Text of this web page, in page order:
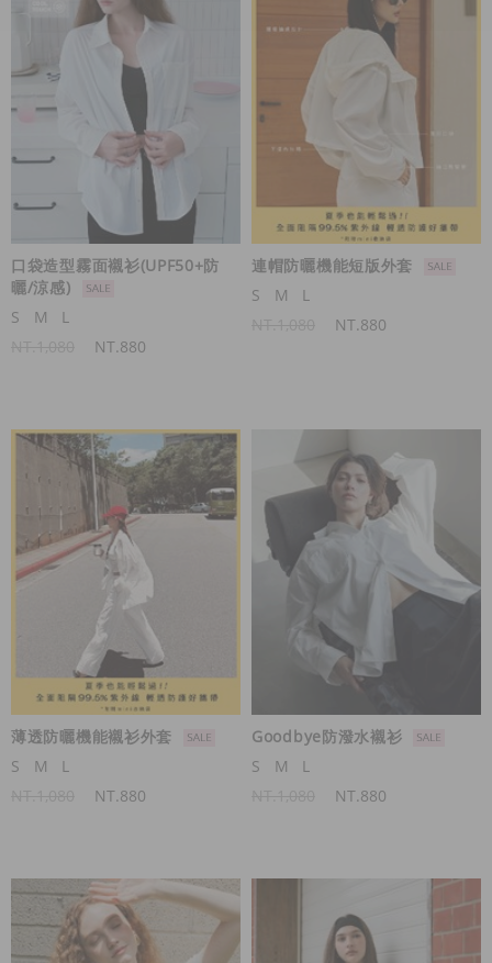
口袋造型霧面襯衫(UPF50+防
曬/涼感)
S
M
L
NT.880
連帽防曬機能短版外套
S
M
L
NT.880
薄透防曬機能襯衫外套
S
M
L
NT.880
Goodbye防潑水襯衫
S
M
L
NT.880